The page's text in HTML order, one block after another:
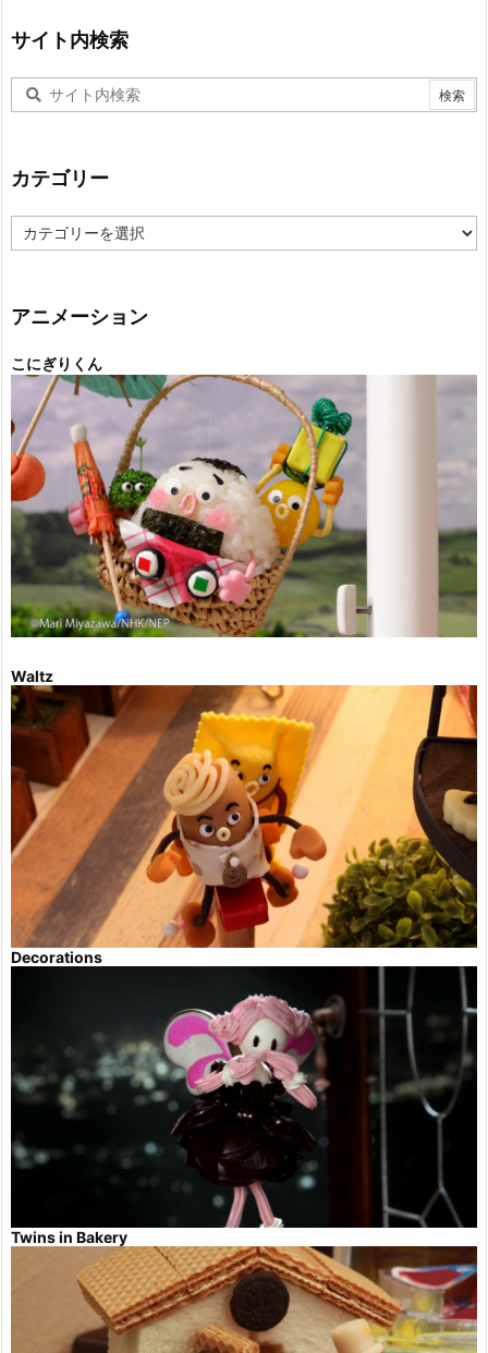
サイト内検索
カテゴリー
テ
ー
アニメーション
こにぎりくん
Waltz
Decorations
Twins in Bakery